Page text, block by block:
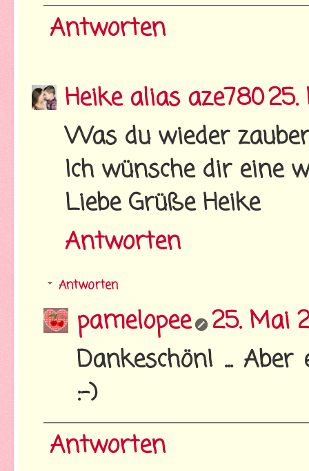
Antworten
Heike alias aze78025.
Was du wieder
Ich wünsche dir eine
Liebe Grüße Heike
Antworten
Antworten
pamelopee 25. Mai
Dankeschön! ...
:-)
Antworten